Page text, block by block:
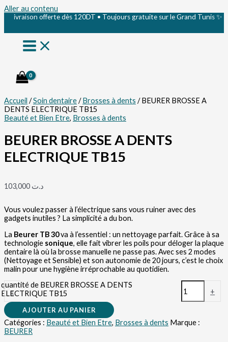
Aller au contenu
offerte dès 120DT • Toujours gratuite sur le Grand Tunis ✨
Accueil /Soin dentaire/Brosses à dents / BEURER BROSSE A
DENTS ELECTRIQUE TB15
Beauté et Bien Etre, Brosses à dents
BEURER BROSSE A DENTS
ELECTRIQUE TB15
د.ت
Vous voulez passer à l’électrique sans vous ruiner avec des
gadgets inutiles ? La simplicité a du bon.
La Beurer TB 30va à l’essentiel : un nettoyage parfait. Grâce à sa
technologie sonique, elle fait vibrer les poils pour déloger la plaque
dentaire là où la brosse manuelle ne passe pas. Avec ses 2 modes
(Nettoyage et Sensible) et son autonomie de 20 jours, c’est le choix
malin pour une hygiène irréprochable au quotidien.
-
quantité de BEURER BROSSE A DENTS
ELECTRIQUE TB15
+
AJOUTER AU PANIER
Catégories : Beauté et Bien Etre, Brosses à dents Marque :
BEURER